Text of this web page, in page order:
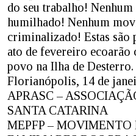
do seu trabalho!
humilhado! Nenhum
criminalizado! Estas são
ato de fevereiro ecoarão
povo na Ilha de Desterro.
Florianópolis, 14 de
APRASC –
SANTA CATARINA
MEPFP – MOVIMENTO